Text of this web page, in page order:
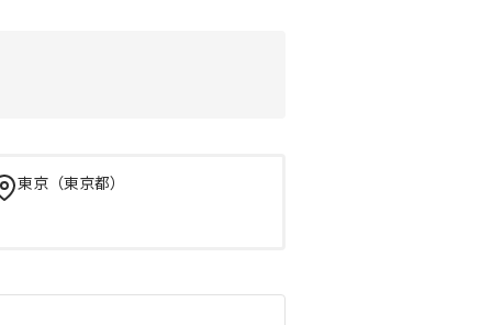
東京（東京都）